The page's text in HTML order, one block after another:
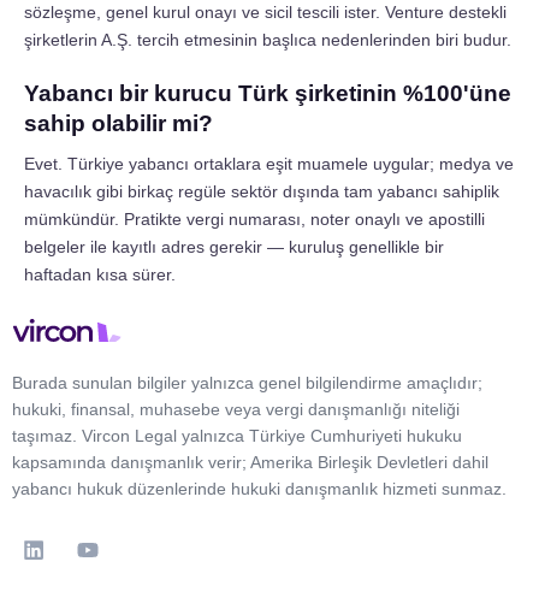
sözleşme, genel kurul onayı ve sicil tescili ister. Venture destekli
şirketlerin A.Ş. tercih etmesinin başlıca nedenlerinden biri budur.
Yabancı bir kurucu Türk şirketinin %100'üne
sahip olabilir mi?
Evet. Türkiye yabancı ortaklara eşit muamele uygular; medya ve
havacılık gibi birkaç regüle sektör dışında tam yabancı sahiplik
mümkündür. Pratikte vergi numarası, noter onaylı ve apostilli
belgeler ile kayıtlı adres gerekir — kuruluş genellikle bir
haftadan kısa sürer.
Burada sunulan bilgiler yalnızca genel bilgilendirme amaçlıdır;
hukuki, finansal, muhasebe veya vergi danışmanlığı niteliği
taşımaz. Vircon Legal yalnızca Türkiye Cumhuriyeti hukuku
kapsamında danışmanlık verir; Amerika Birleşik Devletleri dahil
yabancı hukuk düzenlerinde hukuki danışmanlık hizmeti sunmaz.